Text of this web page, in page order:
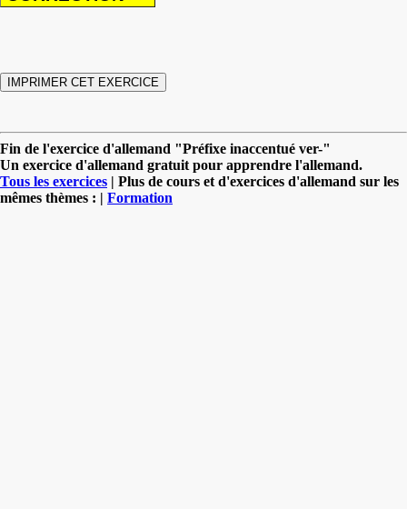
Fin de l'exercice d'allemand "Préfixe inaccentué ver-"
Un exercice d'allemand gratuit pour apprendre l'allemand.
Tous les exercices | Plus de cours et d'exercices d'allemand sur les
mêmes thèmes : | Formation